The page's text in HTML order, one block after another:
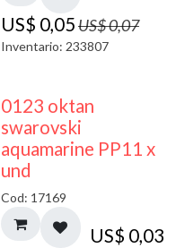
US$ 0,05US$0,07
Inventario: 233807
0123 oktan
swarovski
aquamarine PP11 x
und
Cod: 17169
US$ 0,03